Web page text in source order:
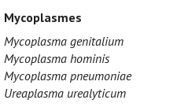
Mycoplasmes
Mycoplasma genitalium
Mycoplasma hominis
Mycoplasma pneumoniae
Ureaplasma urealyticum